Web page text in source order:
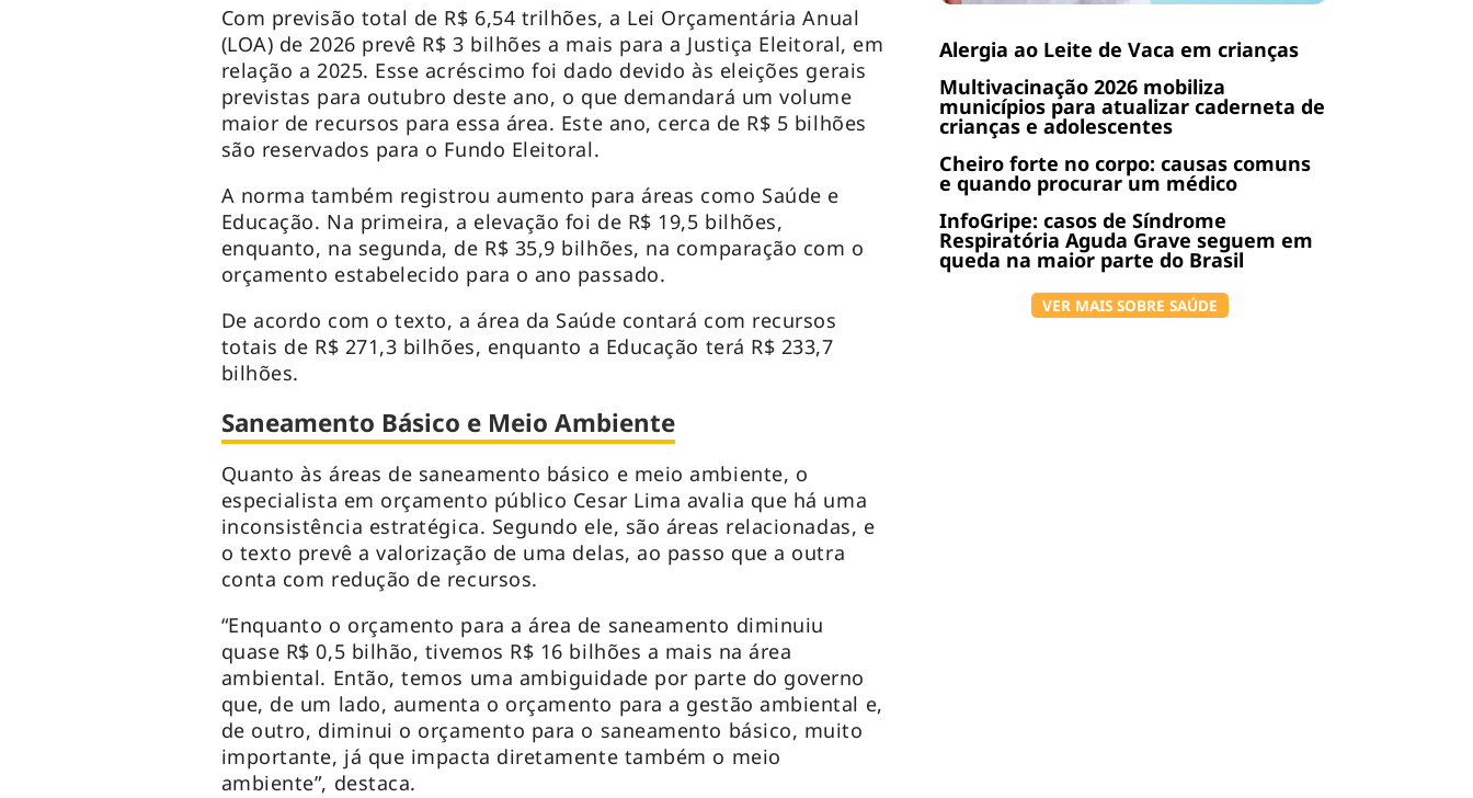
Alergia ao Leite de Vaca em crianças
Multivacinação 2026 mobiliza
municípios para atualizar caderneta de
crianças e adolescentes
Cheiro forte no corpo: causas comuns
e quando procurar um médico
InfoGripe: casos de Síndrome
Respiratória Aguda Grave seguem em
queda na maior parte do Brasil
VER MAIS SOBRE SAÚDE
Com previsão total de R$ 6,54 trilhões, a Lei Orçamentária Anual
(LOA) de 2026 prevê R$ 3 bilhões a mais para a Justiça Eleitoral, em
relação a 2025. Esse acréscimo foi dado devido às eleições gerais
previstas para outubro deste ano, o que demandará um volume
maior de recursos para essa área. Este ano, cerca de R$ 5 bilhões
são reservados para o Fundo Eleitoral.
A norma também registrou aumento para áreas como Saúde e
Educação. Na primeira, a elevação foi de R$ 19,5 bilhões,
enquanto, na segunda, de R$ 35,9 bilhões, na comparação com o
orçamento estabelecido para o ano passado.
De acordo com o texto, a área da Saúde contará com recursos
totais de R$ 271,3 bilhões, enquanto a Educação terá R$ 233,7
bilhões.
Saneamento Básico e Meio Ambiente
Quanto às áreas de saneamento básico e meio ambiente, o
especialista em orçamento público Cesar Lima avalia que há uma
inconsistência estratégica. Segundo ele, são áreas relacionadas, e
o texto prevê a valorização de uma delas, ao passo que a outra
conta com redução de recursos.
“Enquanto o orçamento para a área de saneamento diminuiu
quase R$ 0,5 bilhão, tivemos R$ 16 bilhões a mais na área
ambiental. Então, temos uma ambiguidade por parte do governo
que, de um lado, aumenta o orçamento para a gestão ambiental e,
de outro, diminui o orçamento para o saneamento básico, muito
importante, já que impacta diretamente também o meio
ambiente”, destaca.